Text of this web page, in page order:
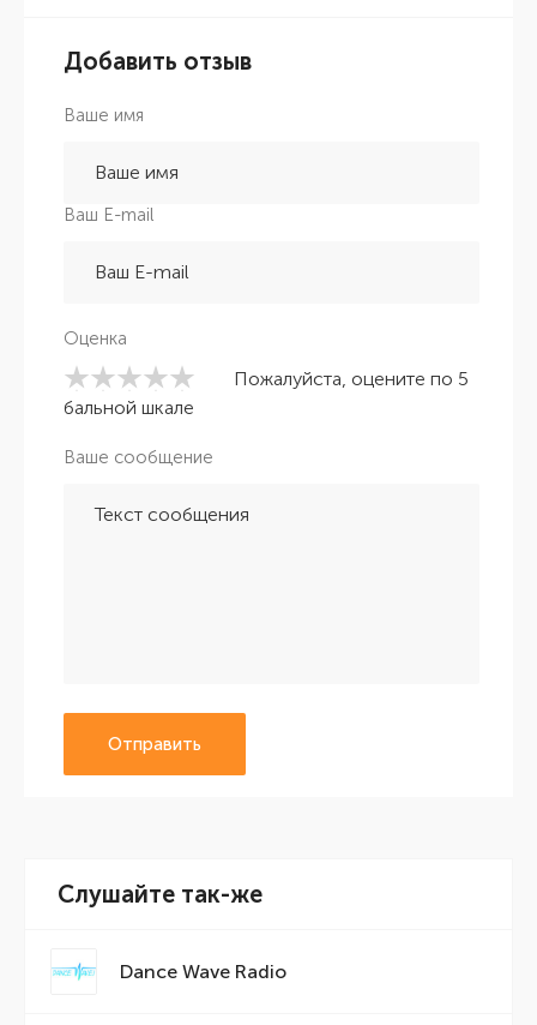
Добавить отзыв
Ваше имя
Ваш E-mail
Оценка
Пожалуйста, оцените по 5
бальной шкале
Ваше сообщение
Отправить
Слушайте так-же
Dance Wave Radio